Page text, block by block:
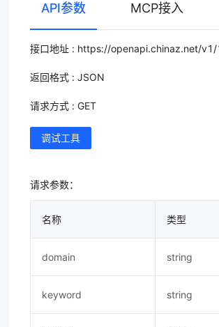
API参数 MCP接入
接口地址 : https://openapi.chinaz.net/
返回格式 : JSON
请求方式 : GET
调试工具
请求参数：
名称 类型
domain string
keyword string